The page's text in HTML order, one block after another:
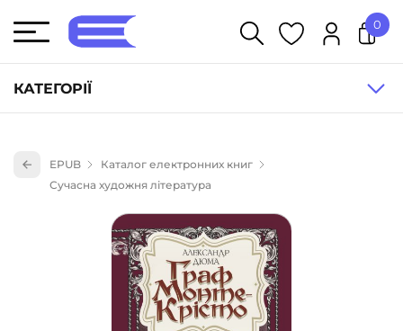
КАТЕГОРІЇ
Книги для дітей (833)
Науково-популярна література (1015)
Навчальна література та посібники (527)
Енциклопедії, довідники, словники (55)
0
EPUB
Каталог електронних книг
Сучасна художня література